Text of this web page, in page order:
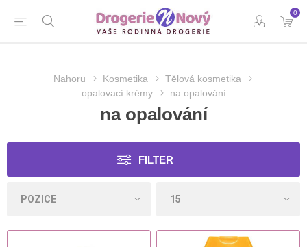
0
Nahoru Kosmetika
Tělová kosmetika
opalovací krémy
na opalování
na opalování
FILTER